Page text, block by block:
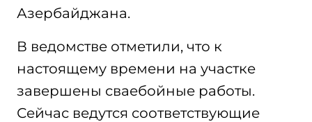
Азербайджана.
В ведомстве отметили, что к
настоящему времени на участке
завершены сваебойные работы.
Сейчас ведутся соответствующие